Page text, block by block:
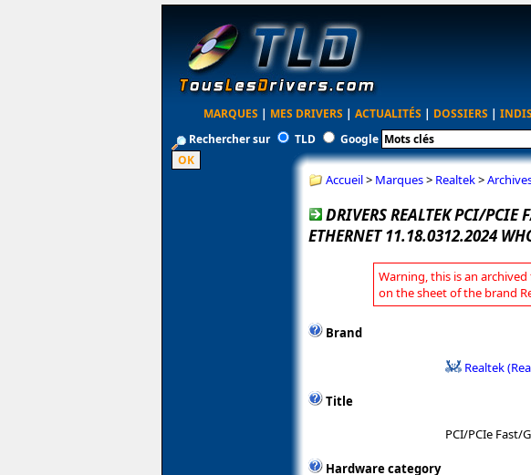
MARQUES | MES DRIVERS | ACTUALITÉS | DOSSIERS |
Rechercher sur
TLD Google
Accueil> Marques> Realtek>
DRIVERS REALTEK PCI/
ETHERNET 11.18.0312.2024
Warning, this is an
on the sheet of the brand
Brand
Realtek
Title
PCI/PCIe Fast/
Hardware category